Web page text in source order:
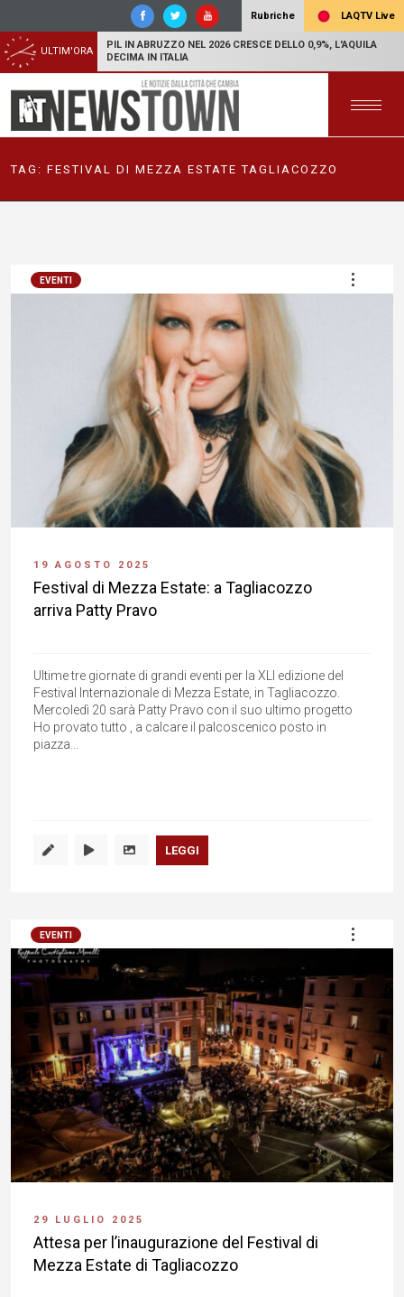
Rubriche LAQTV Live
ULTIM'ORA
PIL IN ABRUZZO NEL 2026 CRESCE DELLO 0,9%, L'AQUILA
DECIMA IN ITALIA
TAG: FESTIVAL DI MEZZA ESTATE TAGLIACOZZO
EVENTI
19 AGOSTO 2025
Festival di Mezza Estate: a Tagliacozzo
arriva Patty Pravo
Ultime tre giornate di grandi eventi per la XLI edizione del
Festival Internazionale di Mezza Estate, in Tagliacozzo.
Mercoledì 20 sarà Patty Pravo con il suo ultimo progetto
Ho provato tutto , a calcare il palcoscenico posto in
piazza...
LEGGI
EVENTI
29 LUGLIO 2025
Attesa per l’inaugurazione del Festival di
Mezza Estate di Tagliacozzo